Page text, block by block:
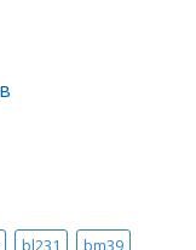
bl231 bm39